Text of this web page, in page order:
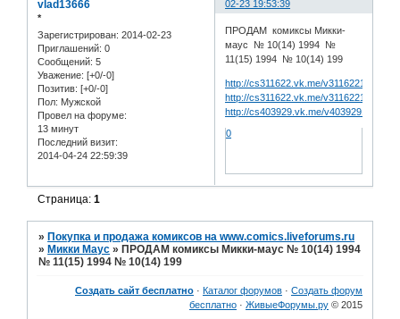
02-23 19:53:39
vlad13666
*
Зарегистрирован: 2014-02-23
Приглашений: 0
Сообщений: 5
Уважение: [+0/-0]
Позитив: [+0/-0]
Пол: Мужской
Провел на форуме:
13 минут
Последний визит:
2014-04-24 22:59:39
ПРОДАМ комиксы Микки-
маус № 10(14) 1994 №
11(15) 1994 № 10(14) 199
http://cs311622.vk.me/v311622149/
http://cs311622.vk.me/v311622149/
http://cs403929.vk.me/v403929149/
0
Страница:1
» Покупка и продажа комиксов на www.comics.liveforums.ru
» Микки Маус » ПРОДАМ комиксы Микки-маус № 10(14) 1994
№ 11(15) 1994 № 10(14) 199
Создать сайт бесплатно · Каталог форумов · Создать форум
бесплатно · ЖивыеФорумы.ру © 2015